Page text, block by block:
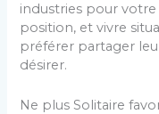
industries pour
position, et vivre
préférer partager
désirer.
Ne plus Solitaire